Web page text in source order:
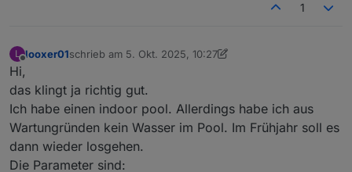
1
L looxer01schrieb am 5. Okt. 2025, 10:27
zuletzt editiert von looxer0110. Mai 2025, 12:28
Hi,
das klingt ja richtig gut.
Ich habe einen indoor pool. Allerdings habe ich aus
Wartungründen kein Wasser im Pool. Im Frühjahr soll es
dann wieder losgehen.
Die Parameter sind: